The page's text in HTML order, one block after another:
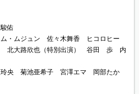
佑
・ムジュン 佐々木舞香 ヒコロヒー
北大路欣也（特別出演） 谷田 歩 内
央 菊池亜希子 宮澤エマ 岡部たか